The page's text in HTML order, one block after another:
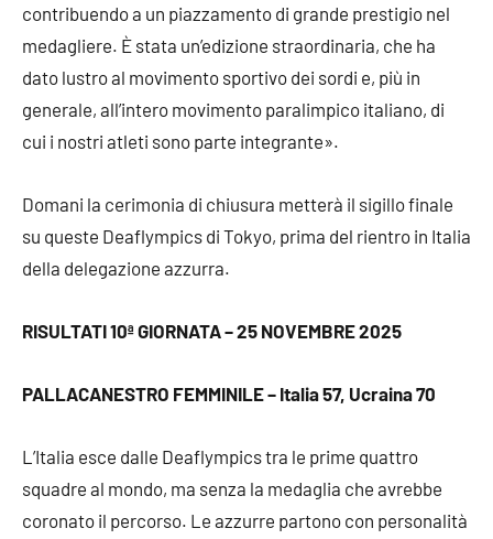
contribuendo a un piazzamento di grande prestigio nel
medagliere. È stata un’edizione straordinaria, che ha
dato lustro al movimento sportivo dei sordi e, più in
generale, all’intero movimento paralimpico italiano, di
cui i nostri atleti sono parte integrante».
Domani la cerimonia di chiusura metterà il sigillo finale
su queste Deaflympics di Tokyo, prima del rientro in Italia
della delegazione azzurra.
RISULTATI 10ª GIORNATA – 25 NOVEMBRE 2025
PALLACANESTRO FEMMINILE – Italia 57, Ucraina 70
L’Italia esce dalle Deaflympics tra le prime quattro
squadre al mondo, ma senza la medaglia che avrebbe
coronato il percorso. Le azzurre partono con personalità